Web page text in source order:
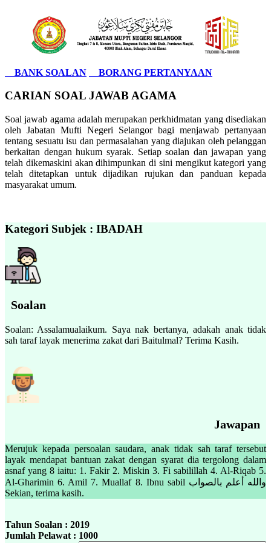
BANK SOALAN BORANG PERTANYAAN
CARIAN SOAL JAWAB AGAMA
Soal jawab agama adalah merupakan perkhidmatan yang disediakan
oleh Jabatan Mufti Negeri Selangor bagi menjawab pertanyaan
tentang sesuatu isu dan permasalahan yang diajukan oleh pelanggan
berkaitan dengan hukum syarak. Setiap soalan dan jawapan yang
telah dikemaskini akan dihimpunkan di sini mengikut kategori yang
telah ditetapkan untuk dijadikan rujukan dan panduan kepada
masyarakat umum.
Kategori Subjek : IBADAH
Soalan
Soalan: Assalamualaikum. Saya nak bertanya, adakah anak tidak
sah taraf layak menerima zakat dari Baitulmal? Terima Kasih.
Jawapan
Merujuk kepada persoalan saudara, anak tidak sah taraf tersebut
layak mendapat bantuan zakat dengan syarat dia tergolong dalam
asnaf yang 8 iaitu: 1. Fakir 2. Miskin 3. Fi sabilillah 4. Al-Riqab 5.
Al-Gharimin 6. Amil 7. Muallaf 8. Ibnu sabil والله أعلم بالصواب
Sekian, terima kasih.
Tahun Soalan : 2019
Jumlah Pelawat : 1000